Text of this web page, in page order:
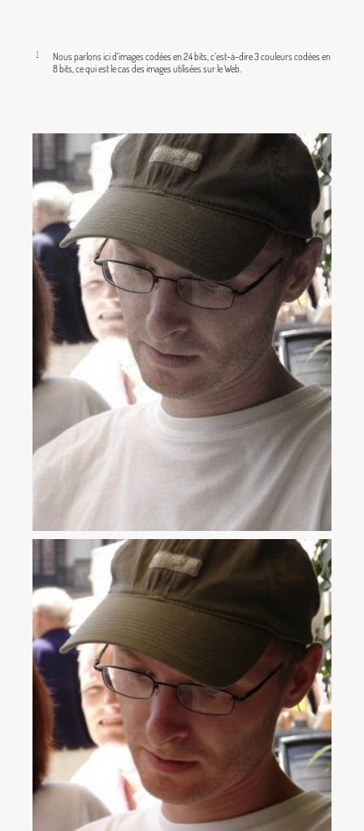
1
Nous parlons ici d’images codées en 24 bits, c’est-à-dire 3 couleurs codées en
8 bits, ce qui est le cas des images utilisées sur le Web.